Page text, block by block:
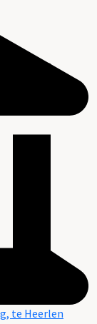
te Heerlen